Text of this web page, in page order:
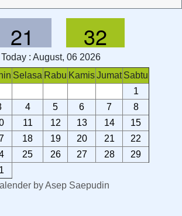
21 33
Today : August, 06 2026
Selasa Rabu KamisJumat Sabtu
1
4 5 6 7
8
11 12 13 14
15
18 19 20 21
22
25 26 27 28
29
byAsep Saepudin